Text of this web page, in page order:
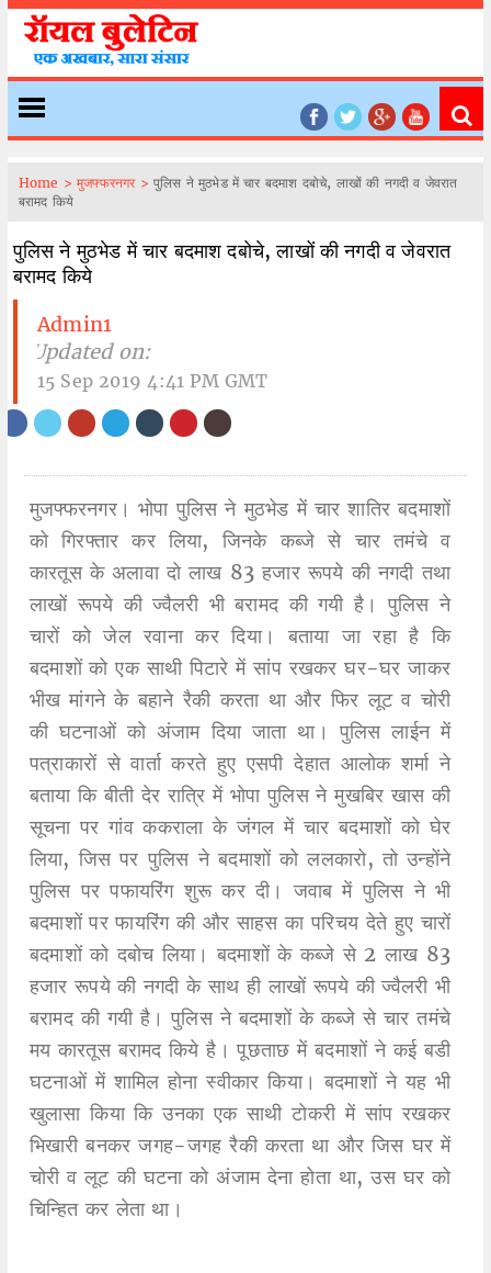
Home > मुजफ्फरनगर > पुलिस ने मुठभेड में चार बदमाश दबोचे, लाखों की नगदी व जेवरात
बरामद किये
पुलिस ने मुठभेड में चार बदमाश दबोचे, लाखों की नगदी व जेवरात
बरामद किये
Admin1
| Updated on:
15 Sep 2019 4:41 PM GMT
मुजफ्फरनगर। भोपा पुलिस ने मुठभेड में चार शातिर बदमाशों
को गिरफ्तार कर लिया, जिनके कब्जे से चार तमंचे व
कारतूस के अलावा दो लाख 83 हजार रूपये की नगदी तथा
लाखों रूपये की ज्वैलरी भी बरामद की गयी है। पुलिस ने
चारों को जेल रवाना कर दिया। बताया जा रहा है कि
बदमाशों को एक साथी पिटारे में सांप रखकर घर-घर जाकर
भीख मांगने के बहाने रैकी करता था और फिर लूट व चोरी
की घटनाओं को अंजाम दिया जाता था। पुलिस लाईन में
पत्राकारों से वार्ता करते हुए एसपी देहात आलोक शर्मा ने
बताया कि बीती देर रात्रि में भोपा पुलिस ने मुखबिर खास की
सूचना पर गांव ककराला के जंगल में चार बदमाशों को घेर
लिया, जिस पर पुलिस ने बदमाशों को ललकारो, तो उन्होंने
पुलिस पर पफायरिंग शुरू कर दी। जवाब में पुलिस ने भी
बदमाशों पर फायरिंग की और साहस का परिचय देते हुए चारों
बदमाशों को दबोच लिया। बदमाशों के कब्जे से 2 लाख 83
हजार रूपये की नगदी के साथ ही लाखों रूपये की ज्वैलरी भी
बरामद की गयी है। पुलिस ने बदमाशों के कब्जे से चार तमंचे
मय कारतूस बरामद किये है। पूछताछ में बदमाशों ने कई बडी
घटनाओं में शामिल होना स्वीकार किया। बदमाशों ने यह भी
खुलासा किया कि उनका एक साथी टोकरी में सांप रखकर
भिखारी बनकर जगह-जगह रैकी करता था और जिस घर में
चोरी व लूट की घटना को अंजाम देना होता था, उस घर को
चिन्हित कर लेता था।